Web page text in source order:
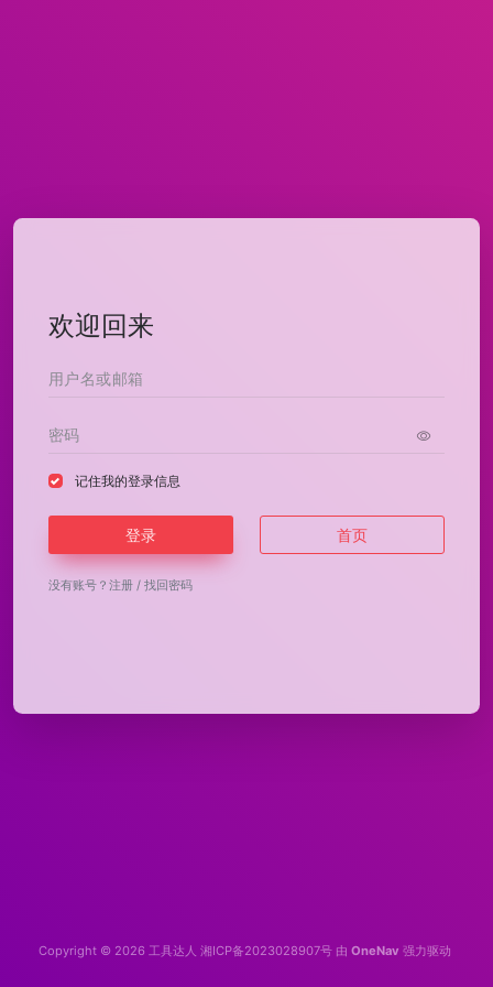
欢迎回来
记住我的登录信息
登录 首页
没有账号？ 注册 / 找回密码
Copyright © 2026 工具达人 湘ICP备2023028907号 由 OneNav 强力驱动